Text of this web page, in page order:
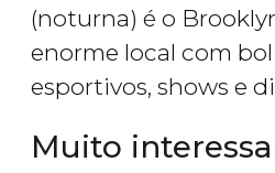
(noturna) é o
enorme local com
esportivos, shows e
Muito